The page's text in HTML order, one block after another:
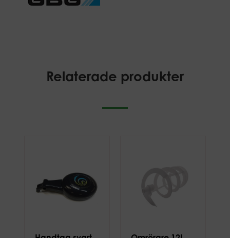
Relaterade produkter